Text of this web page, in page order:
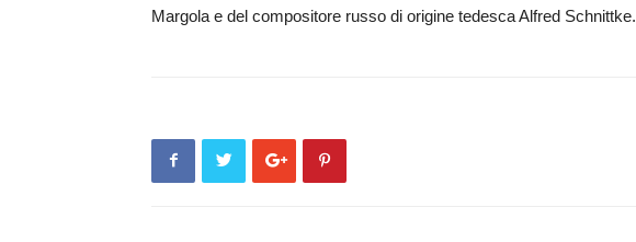
Margola e del compositore russo di origine tedesca Alfred Schnittke.